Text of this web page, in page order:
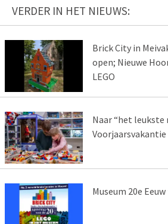
VERDER IN HET NIEUWS:
Brick City in
open; Nieuwe
LEGO
Naar “het leukste
Voorjaarsvakantie
Museum 20e